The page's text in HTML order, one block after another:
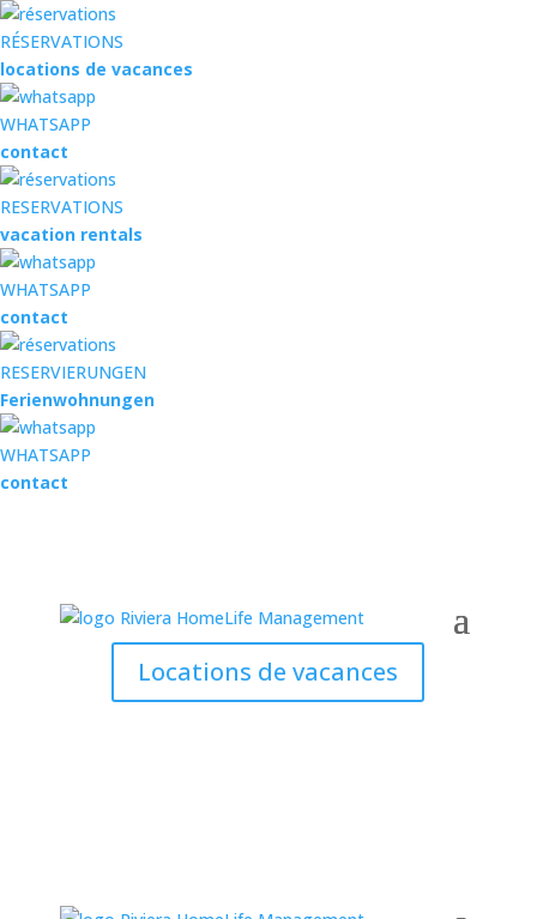
RÉSERVATIONS
locations de vacances
WHATSAPP
contact
RESERVATIONS
vacation rentals
WHATSAPP
contact
RESERVIERUNGEN
Ferienwohnungen
WHATSAPP
contact
Locations de vacances